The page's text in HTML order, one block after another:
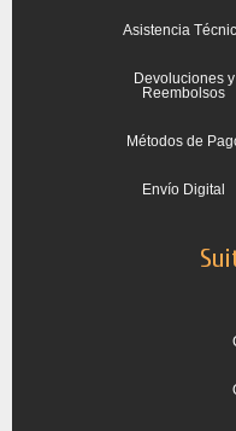
Asistencia
Devoluciones y
Reembolsos
Métodos de
Envío Digital